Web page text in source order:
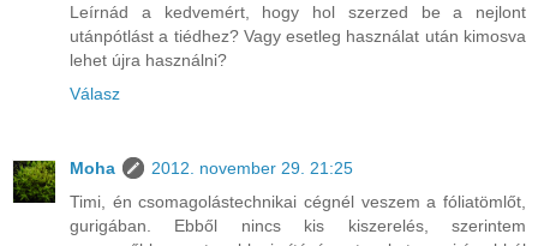
Leírnád a kedvemért, hogy hol szerzed be a nejlont
utánpótlást a tiédhez? Vagy esetleg használat után kimosva
lehet újra használni?
Válasz
Moha
2012. november 29. 21:25
Timi, én csomagolástechnikai cégnél veszem a fóliatömlőt,
gurigában. Ebből nincs kis kiszerelés, szerintem